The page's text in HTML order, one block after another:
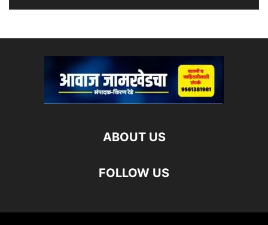
ABOUT US
FOLLOW US